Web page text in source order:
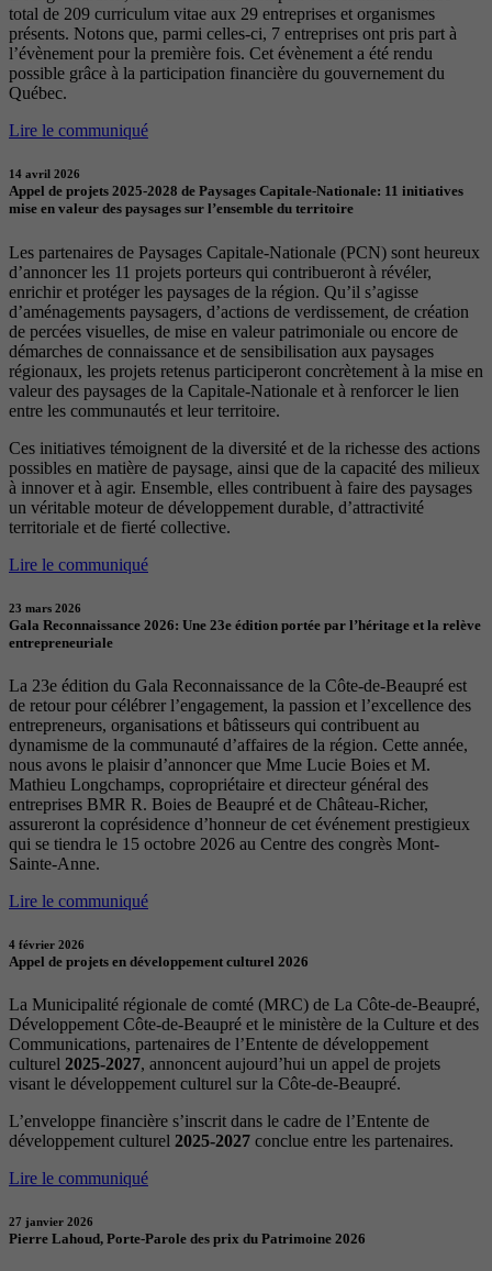
total de 209 curriculum vitae aux 29 entreprises et organismes
présents. Notons que, parmi celles-ci, 7 entreprises ont pris part à
l’évènement pour la première fois. Cet évènement a été rendu
possible grâce à la participation financière du gouvernement du
Québec.
Lire le communiqué
14 avril 2026
Appel de projets 2025-2028 de Paysages Capitale-Nationale: 11 initiatives
mise en valeur des paysages sur l’ensemble du territoire
Les partenaires de Paysages Capitale-Nationale (PCN) sont heureux
d’annoncer les 11 projets porteurs qui contribueront à révéler,
enrichir et protéger les paysages de la région. Qu’il s’agisse
d’aménagements paysagers, d’actions de verdissement, de création
de percées visuelles, de mise en valeur patrimoniale ou encore de
démarches de connaissance et de sensibilisation aux paysages
régionaux, les projets retenus participeront concrètement à la mise en
valeur des paysages de la Capitale-Nationale et à renforcer le lien
entre les communautés et leur territoire.
Ces initiatives témoignent de la diversité et de la richesse des actions
possibles en matière de paysage, ainsi que de la capacité des milieux
à innover et à agir. Ensemble, elles contribuent à faire des paysages
un véritable moteur de développement durable, d’attractivité
territoriale et de fierté collective.
Lire le communiqué
23 mars 2026
Gala Reconnaissance 2026: Une 23e édition portée par l’héritage et la relève
entrepreneuriale
La 23e édition du Gala Reconnaissance de la Côte-de-Beaupré est
de retour pour célébrer l’engagement, la passion et l’excellence des
entrepreneurs, organisations et bâtisseurs qui contribuent au
dynamisme de la communauté d’affaires de la région. Cette année,
nous avons le plaisir d’annoncer que Mme Lucie Boies et M.
Mathieu Longchamps, copropriétaire et directeur général des
entreprises BMR R. Boies de Beaupré et de Château-Richer,
assureront la coprésidence d’honneur de cet événement prestigieux
qui se tiendra le 15 octobre 2026 au Centre des congrès Mont-
Sainte-Anne.
Lire le communiqué
4 février 2026
Appel de projets en développement culturel 2026
La Municipalité régionale de comté (MRC) de La Côte-de-Beaupré,
Développement Côte-de-Beaupré et le ministère de la Culture et des
Communications, partenaires de l’Entente de développement
culturel 2025-2027, annoncent aujourd’hui un appel de projets
visant le développement culturel sur la Côte-de-Beaupré.
L’enveloppe financière s’inscrit dans le cadre de l’Entente de
développement culturel 2025-2027 conclue entre les partenaires.
Lire le communiqué
27 janvier 2026
Pierre Lahoud, Porte-Parole des prix du Patrimoine 2026